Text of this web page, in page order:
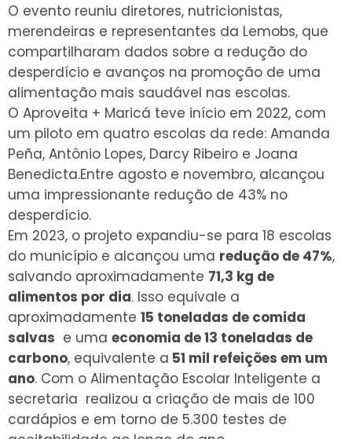
O evento reuniu diretores, nutricionistas,
merendeiras e representantes da Lemobs, que
compartilharam dados sobre a redução do
desperdício e avanços na promoção de uma
alimentação mais saudável nas escolas.
O Aproveita + Maricá teve início em 2022, com
um piloto em quatro escolas da rede: Amanda
Peña, Antônio Lopes, Darcy Ribeiro e Joana
Benedicta.Entre agosto e novembro, alcançou
uma impressionante redução de 43% no
desperdício.
Em 2023, o projeto expandiu-se para 18 escolas
do município e alcançou uma redução de 47%,
salvando aproximadamente 71,3 kg de
alimentos por dia. Isso equivale a
aproximadamente 15 toneladas de comida
salvas e uma economia de 13 toneladas de
carbono, equivalente a 51 mil refeições em um
ano. Com o Alimentação Escolar Inteligente a
secretaria realizou a criação de mais de 100
cardápios e em torno de 5.300 testes de